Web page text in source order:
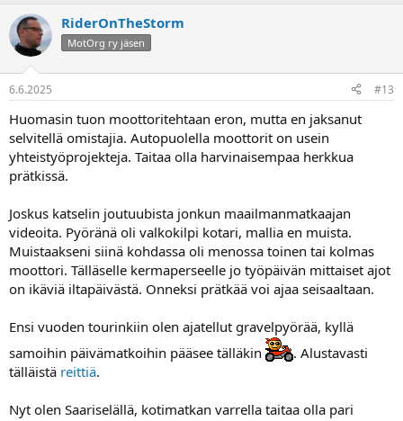
RiderOnTheStorm
MotOrg ry jäsen
6.6.2025 #13
Huomasin tuon moottoritehtaan eron, mutta en jaksanut
selvitellä omistajia. Autopuolella moottorit on usein
yhteistyöprojekteja. Taitaa olla harvinaisempaa herkkua
prätkissä.
Joskus katselin joutuubista jonkun maailmanmatkaajan
videoita. Pyöränä oli valkokilpi kotari, mallia en muista.
Muistaakseni siinä kohdassa oli menossa toinen tai kolmas
moottori. Tälläselle kermaperseelle jo työpäivän mittaiset ajot
on ikäviä iltapäivästä. Onneksi prätkää voi ajaa seisaaltaan.
Ensi vuoden tourinkiin olen ajatellut gravelpyörää, kyllä
samoihin päivämatkoihin pääsee tälläkin
. Alustavasti
tälläistä reittiä.
Nyt olen Saariselällä, kotimatkan varrella taitaa olla pari